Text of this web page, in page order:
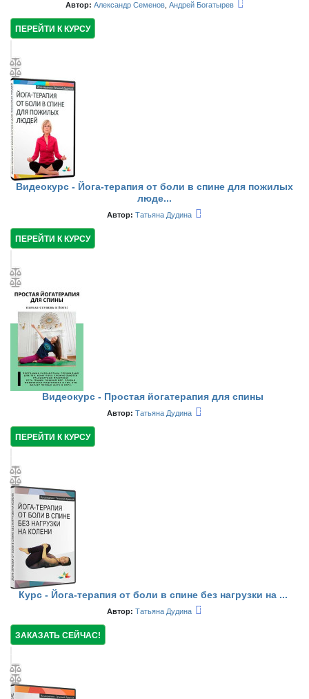
Автор: Александр Семенов, Андрей Богатырев
ПЕРЕЙТИ К КУРСУ
Видеокурс - Йога-терапия от боли в спине для пожилых
люде...
Автор: Татьяна Дудина
ПЕРЕЙТИ К КУРСУ
Видеокурс - Простая йогатерапия для спины
Автор: Татьяна Дудина
ПЕРЕЙТИ К КУРСУ
Курс - Йога-терапия от боли в спине без нагрузки на ...
Автор: Татьяна Дудина
ЗАКАЗАТЬ СЕЙЧАС!